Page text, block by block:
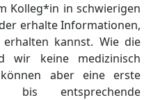
Kolleg*in in schwierigen
erhalte Informationen,
kannst. Wie die
wir keine medizinisch
aber eine erste
bis entsprechende